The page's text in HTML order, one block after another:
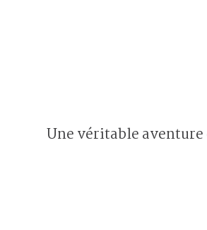
Une véritable